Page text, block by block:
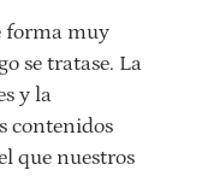
forma muy
se tratase. La
y la
contenidos
que nuestros